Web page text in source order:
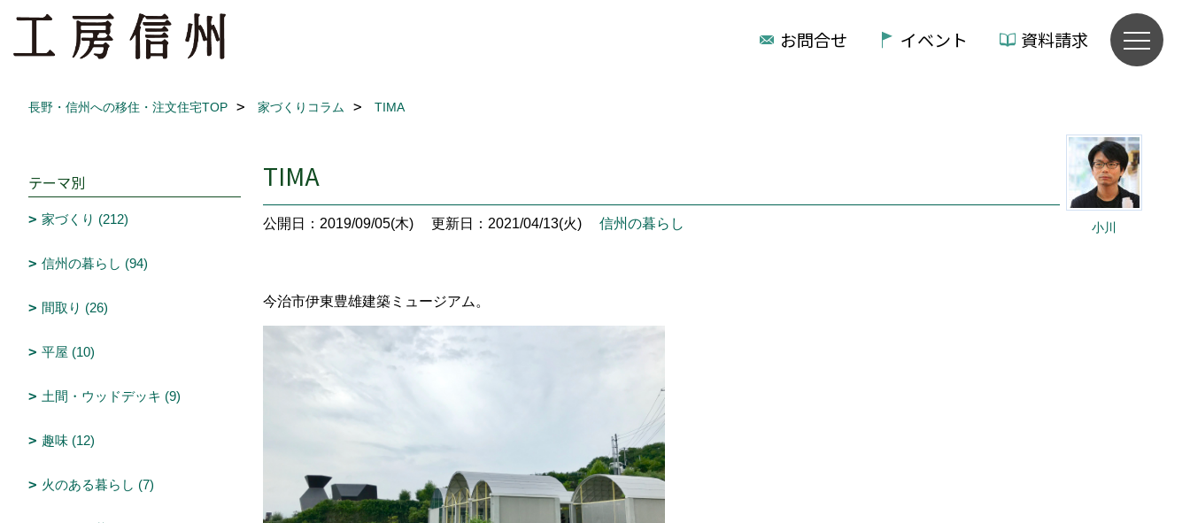
お問合せ イベント 資料請求
長野・信州への移住・注文住宅TOP 家づくりコラム TIMA
小川
TIMA
公開日：2019/09/05(木) 更新日：2021/04/13(火) 信州の暮らし
今治市伊東豊雄建築ミュージアム。
テーマ別
家づくり (212)
信州の暮らし (94)
間取り (26)
平屋 (10)
土間・ウッドデッキ (9)
趣味 (12)
火のある暮らし (7)